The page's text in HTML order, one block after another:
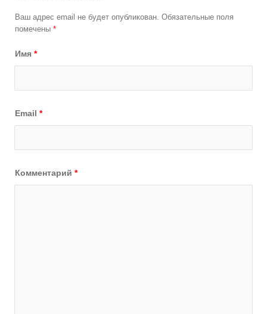
Ваш адрес email не будет опубликован. Обязательные поля
помечены *
Имя *
Email *
Комментарий *